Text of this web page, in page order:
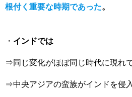
根付く重要な時期であった。
・ インドでは
⇒同じ変化がほぼ同じ時代に現れて
⇒中央アジアの蛮族がインドを侵入